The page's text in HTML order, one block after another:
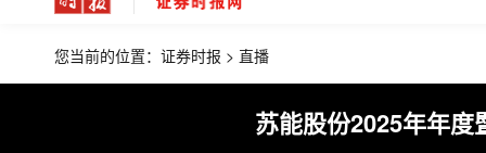
您当前的位置： 证券时报 > 直播
苏能股份2025年年